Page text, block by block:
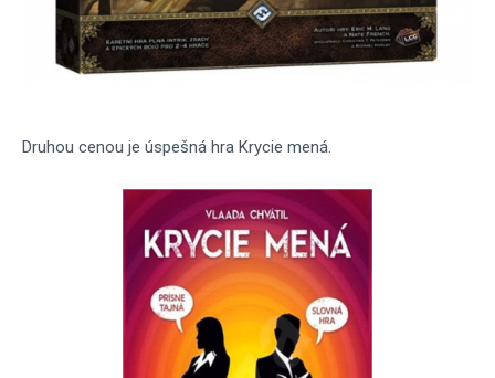
Druhou cenou je úspešná hra Krycie mená.